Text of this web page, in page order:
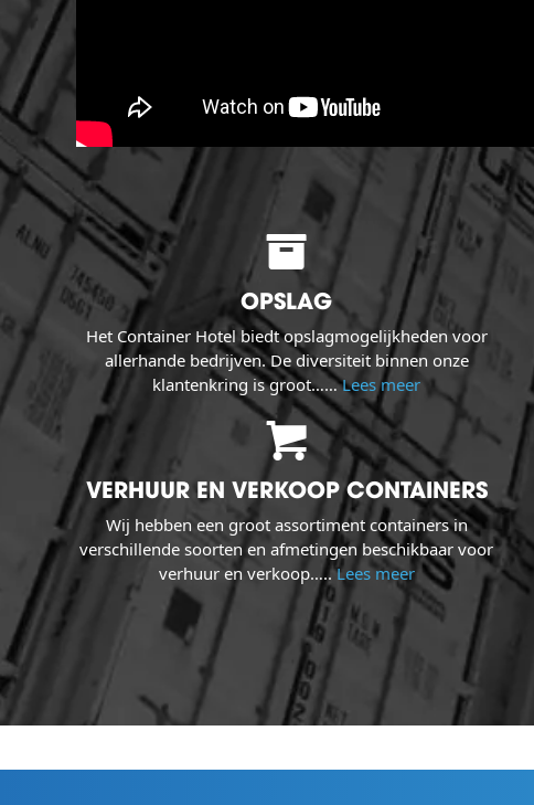
OPSLAG
Het Container Hotel biedt opslagmogelijkheden voor
allerhande bedrijven. De diversiteit binnen onze
klantenkring is groot……Lees meer
VERHUUR EN VERKOOP CONTAINERS
Wij hebben een groot assortiment containers in
verschillende soorten en afmetingen beschikbaar voor
verhuur en verkoop…..Lees meer